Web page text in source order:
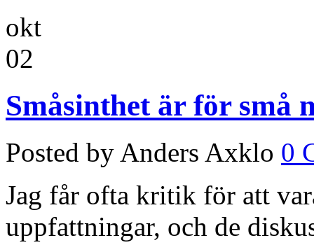
okt
02
Småsinthet är för små
Posted by Anders Axklo 0
Jag får ofta kritik för att
uppfattningar, och de